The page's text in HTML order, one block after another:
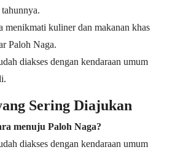
menikmati kuliner dan makanan khas
Paloh Naga.
diakses dengan kendaraan umum
Sering Diajukan
menuju Paloh Naga?
diakses dengan kendaraan umum